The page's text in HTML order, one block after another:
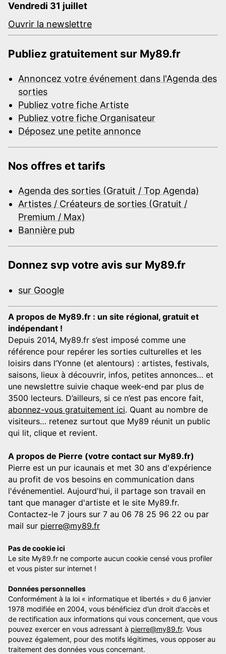
Vendredi 31 juillet
Ouvrir la newslettre
Publiez gratuitement sur My89.fr
Annoncez votre événement dans l'Agenda des
sorties
Publiez votre fiche Artiste
Publiez votre fiche Organisateur
Déposez une petite annonce
Nos offres et tarifs
Agenda des sorties (Gratuit / Top Agenda)
Artistes / Créateurs de sorties (Gratuit /
Premium / Max)
Bannière pub
Donnez svp votre avis sur My89.fr
sur Google
A propos de My89.fr : un site régional, gratuit et
indépendant !
Depuis 2014, My89.fr s’est imposé comme une
référence pour repérer les sorties culturelles et les
loisirs dans l’Yonne (et alentours) : artistes, festivals,
saisons, lieux à découvrir, infos, petites annonces… et
une newslettre suivie chaque week-end par plus de
3500 lecteurs. D’ailleurs, si ce n’est pas encore fait,
abonnez-vous gratuitement ici. Quant au nombre de
visiteurs… retenez surtout que My89 réunit un public
qui lit, clique et revient.
A propos de Pierre (votre contact sur My89.fr)
Pierre est un pur icaunais et met 30 ans d'expérience
au profit de vos besoins en communication dans
l'événementiel. Aujourd'hui, il partage son travail en
tant que manager d'artiste et le site My89.fr.
Contactez-le 7 jours sur 7 au 06 78 25 96 22 ou par
mail sur pierre@my89.fr
Pas de cookie ici
Le site My89.fr ne comporte aucun cookie censé vous profiler
et vous pister sur internet !
Données personnelles
Conformément à la loi « informatique et libertés » du 6 janvier
1978 modifiée en 2004, vous bénéficiez d’un droit d’accès et
de rectification aux informations qui vous concernent, que vous
pouvez exercer en vous adressant à pierre@my89.fr. Vous
pouvez également, pour des motifs légitimes, vous opposer au
traitement des données vous concernant.